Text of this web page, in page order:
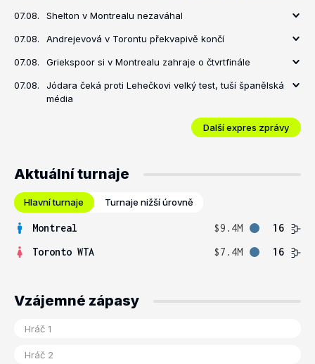
07.08. Shelton v Montrealu nezaváhal
07.08. Andrejevová v Torontu překvapivě končí
07.08. Griekspoor si v Montrealu zahraje o čtvrtfinále
07.08.
Jódara čeká proti Lehečkovi velký test, tuší španělská
média
Další expres zprávy
Aktuální turnaje
Hlavní turnaje Turnaje nižší úrovně
Montreal $9.4M
16
Toronto WTA
$7.4M 16
Vzájemné zápasy